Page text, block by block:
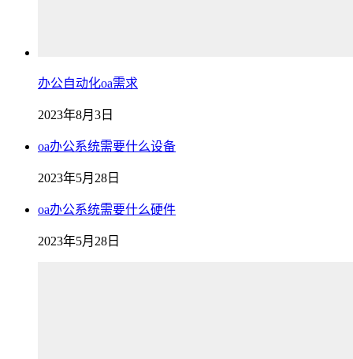
办公自动化oa需求
2023年8月3日
oa办公系统需要什么设备
2023年5月28日
oa办公系统需要什么硬件
2023年5月28日